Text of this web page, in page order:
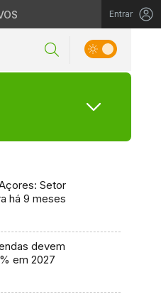
Entrar
Setor
há 9 meses
devem
em 2027